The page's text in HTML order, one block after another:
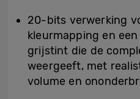
20-bits verwerking
kleurmapping en
grijstint die de
weergeeft, met
volume en